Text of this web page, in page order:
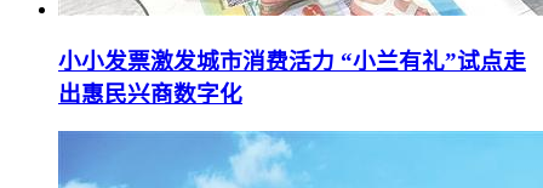
小小发票激发城市消费活力 “小兰有礼”试点走
出惠民兴商数字化